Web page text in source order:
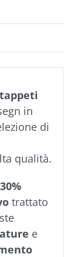
in
di
qualità.
trattato
e